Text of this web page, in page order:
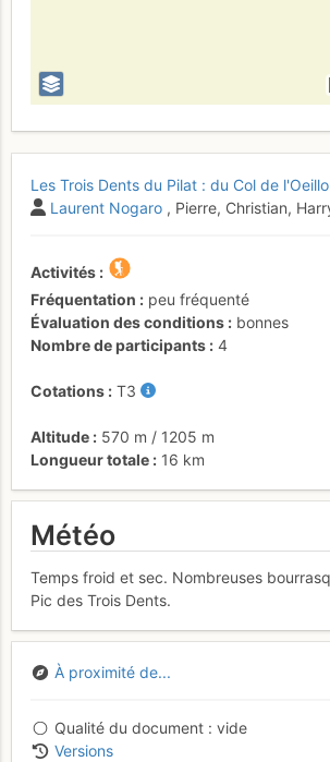
Les Trois Dents du Pilat : du Col de
Laurent Nogaro , Pierre, Christian,
Activités
Fréquentation
peu fréquenté
Évaluation des conditions
bonnes
Nombre de participants
4
Cotations T3
Altitude 570 m / 1205 m
Longueur totale
16 km
Météo
Temps froid et sec. Nombreuses
Pic des Trois Dents.
À proximité de...
Qualité du document
vide
Versions